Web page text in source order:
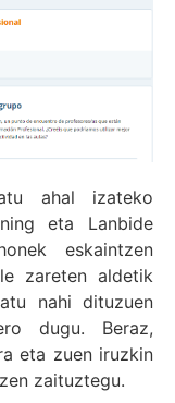
ahal izateko
eta Lanbide
eskaintzen
zareten aldetik
nahi dituzuen
dugu. Beraz,
eta zuen iruzkin
zaituztegu.